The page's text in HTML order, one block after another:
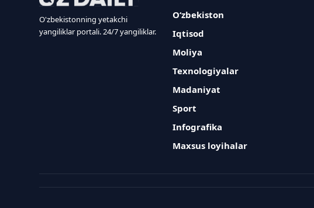
O'zbekistonning yetakchi
yangiliklar portali. 24/7 yangiliklar.
O‘zbekiston
Iqtisod
Moliya
Texnologiyalar
Madaniyat
Sport
Infografika
Maxsus loyihalar